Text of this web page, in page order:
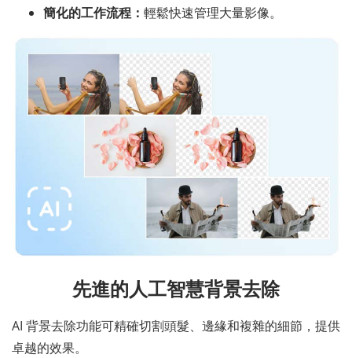
簡化的工作流程： 輕鬆快速管理大量影像。
先進的人工智慧背景去除
AI 背景去除功能可精確切割頭髮、邊緣和複雜的細節，提供
卓越的效果。